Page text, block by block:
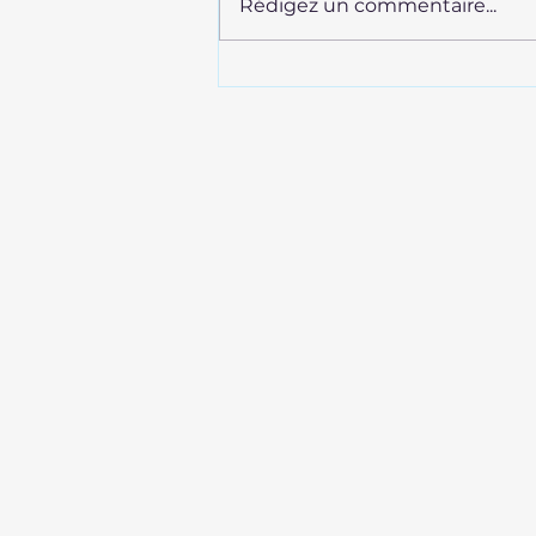
Un été sans les hommes, Siri
Rédigez un commentaire...